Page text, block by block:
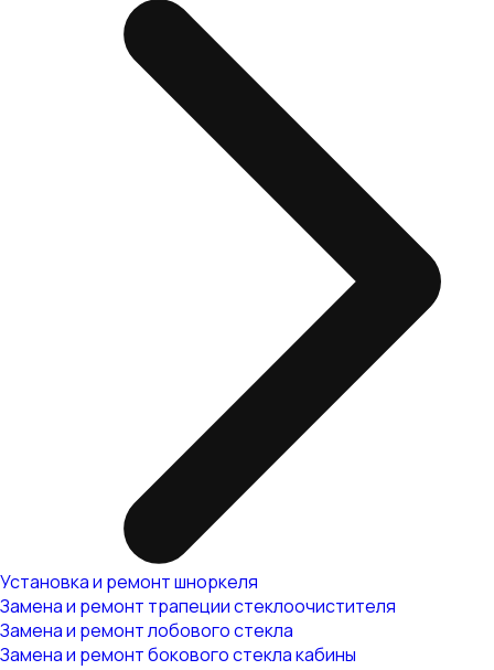
Установка и ремонт шноркеля
Замена и ремонт трапеции стеклоочистителя
Замена и ремонт лобового стекла
Замена и ремонт бокового стекла кабины